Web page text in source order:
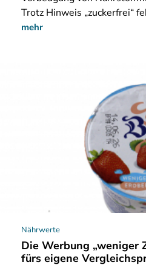
Trotz Hinweis „zuckerfrei“
mehr
Nährwerte
Die Werbung „weniger
fürs eigene